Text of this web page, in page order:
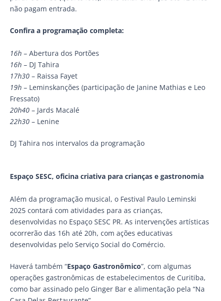
não pagam entrada.
Confira a programação completa:
16h – Abertura dos Portões
16h – DJ Tahira
17h30 – Raissa Fayet
19h – Leminskanções (participação de Janine Mathias e Leo
Fressato)
20h40 – Jards Macalé
22h30 – Lenine
DJ Tahira nos intervalos da programação
Espaço SESC, oficina criativa para crianças e gastronomia
Além da programação musical, o Festival Paulo Leminski
2025 contará com atividades para as crianças,
desenvolvidas no Espaço SESC PR. As intervenções artísticas
ocorrerão das 16h até 20h, com ações educativas
desenvolvidas pelo Serviço Social do Comércio.
Haverá também “Espaço Gastronômico”, com algumas
operações gastronômicas de estabelecimentos de Curitiba,
como bar assinado pelo Ginger Bar e alimentação pela “Na